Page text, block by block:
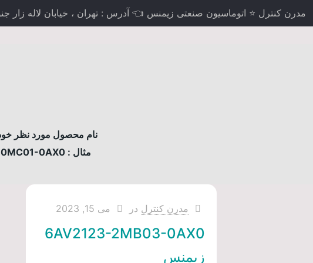
مدرن کنترل ⭐ اتوماسیون صنعتی زیمنس 👈 آدرس : تهران ، خیابان لاله زار
نام محصول مورد نظر خود
مثال : 6AV2124-0MC01-0AX0
مدرن کنترل در می 15, 2023
6AV2123-2MB03-0AX0
زیمنس